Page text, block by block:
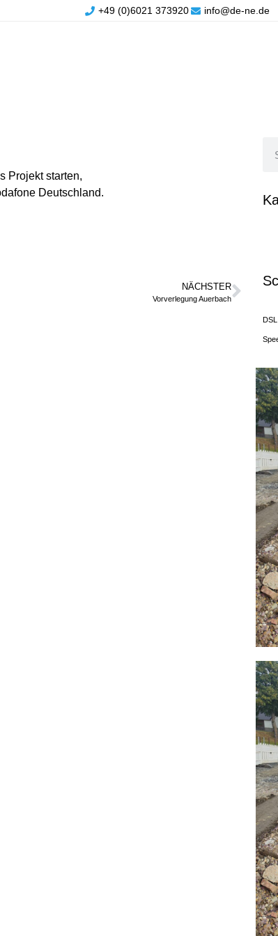
+49 (0)6021 373920 info@de-ne.de
Projekt starten,
Deutschland.
NÄCHSTER
Vorverlegung Auerbach
DSL